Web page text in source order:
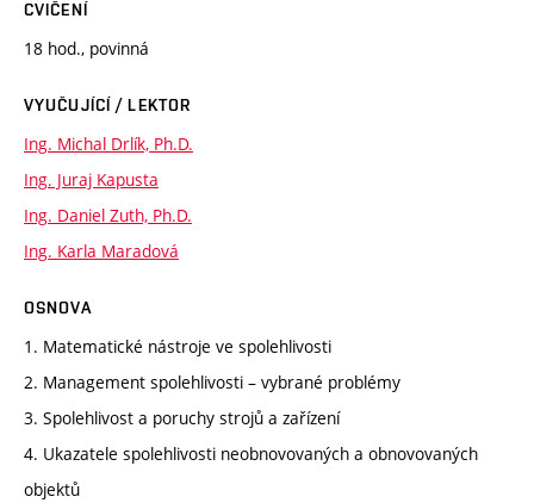
CVIČENÍ
18 hod., povinná
VYUČUJÍCÍ / LEKTOR
Ing. Michal Drlík, Ph.D.
Ing. Juraj Kapusta
Ing. Daniel Zuth, Ph.D.
Ing. Karla Maradová
OSNOVA
1. Matematické nástroje ve spolehlivosti
2. Management spolehlivosti – vybrané problémy
3. Spolehlivost a poruchy strojů a zařízení
4. Ukazatele spolehlivosti neobnovovaných a obnovovaných
objektů